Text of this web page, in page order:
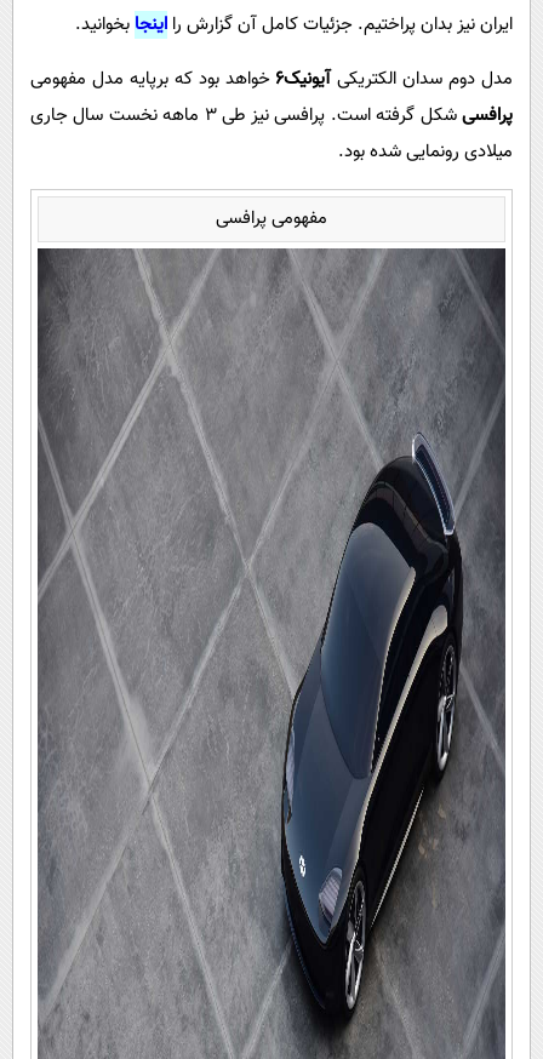
ایران نیز بدان پراختیم. جزئیات کامل آن گزارش را اینجا بخوانید.
مدل دوم سدان الکتریکیآیونیک6 خواهد بود که برپایه مدل مفهومی
پرافسی
شکل گرفته است. پرافسی نیز طی 3 ماهه نخست سال جاری
میلادی رونمایی شده بود.
مفهومی پرافسی